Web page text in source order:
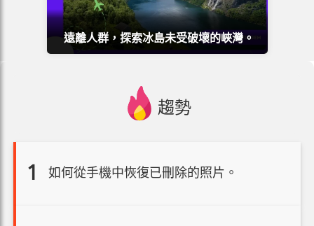
遠離人群，探索冰島未受破壞的峽灣。
趨勢
1 如何從手機中恢復已刪除的照片。